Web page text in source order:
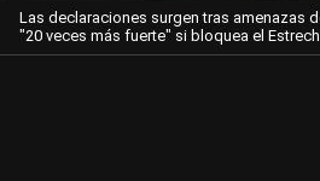
Las declaraciones surgen tras amenazas
"20 veces más fuerte" si bloquea el